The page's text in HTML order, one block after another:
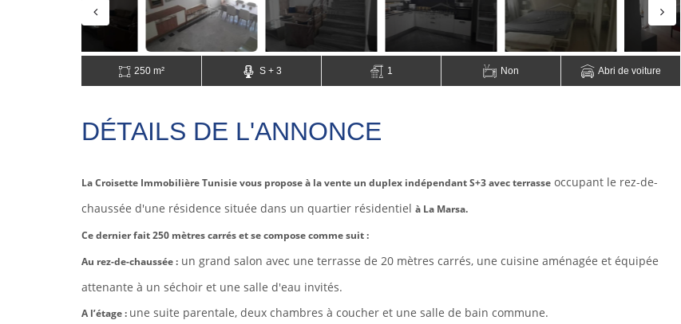
250 m² S + 3 1 Non Abri de voiture
DÉTAILS DE L'ANNONCE
La Croisette Immobilière Tunisie vous propose à la vente un duplex indépendant S+3 avec terrasse occupant le rez-de-
chaussée d'une résidence située dans un quartier résidentiel à La Marsa.
Ce dernier fait 250 mètres carrés et se compose comme suit :
Au rez-de-chaussée : un grand salon avec une terrasse de 20 mètres carrés, une cuisine aménagée et équipée
attenante à un séchoir et une salle d'eau invités.
A l’étage : une suite parentale, deux chambres à coucher et une salle de bain commune.